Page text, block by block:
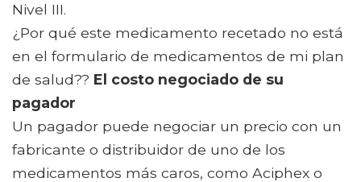
Nivel III.
¿Por qué este medicamento recetado no está
en el formulario de medicamentos de mi plan
de salud?? El costo negociado de su
pagador
Un pagador puede negociar un precio con un
fabricante o distribuidor de uno de los
medicamentos más caros, como Aciphex o